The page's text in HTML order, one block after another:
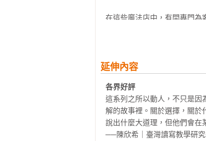
魔法十年屋特別篇3：呼風喚雨
魔法十年屋特別篇4：點石成
◎本書關鍵字： 廣嶋玲子、十
◎有注音，適合8歲以上閱讀
◎教育議題分類：性別平等、
◎學習領域分類：語文、社會
在這些魔法店中，有間專門為
正因為這樣，「十年屋」內
「不能再這樣下去了喵！」
有一天早上，「十年屋」內響
說話的是身穿黑色背心，繫著
延伸內容
各界好評
這系列之所以動人，不只是因
解的故事裡。關於選擇，關於
說出什麼大道理，但他們會在
──陳欣希｜臺灣讀寫教學研